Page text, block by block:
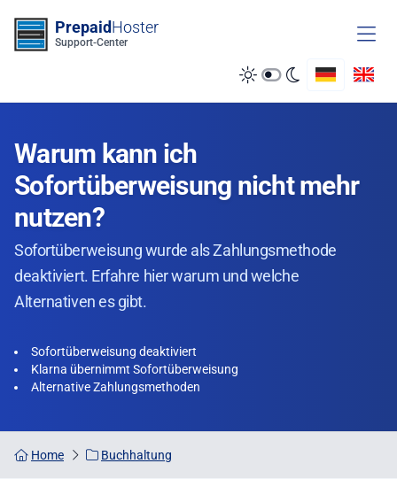
PrepaidHoster
Support-Center
Warum kann ich
Sofortüberweisung nicht mehr
nutzen?
Sofortüberweisung wurde als Zahlungsmethode
deaktiviert. Erfahre hier warum und welche
Alternativen es gibt.
Sofortüberweisung deaktiviert
Klarna übernimmt Sofortüberweisung
Alternative Zahlungsmethoden
Home Buchhaltung